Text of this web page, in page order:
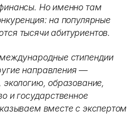
Но именно там
на популярные
тысячи абитуриентов.
стипендии
направления —
образование,
и государственное
вместе с экспертом